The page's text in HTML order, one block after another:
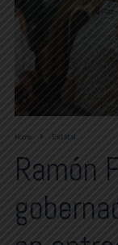
Home Estatal
Ramón